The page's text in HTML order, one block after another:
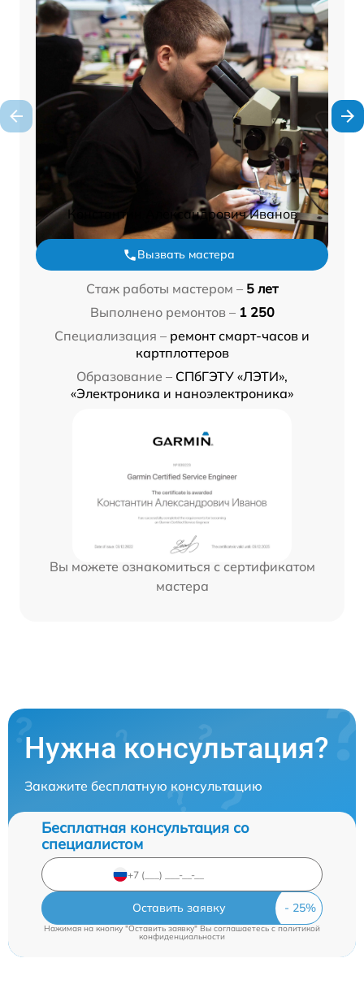
Константин Александрович Иванов
Вызвать мастера
Стаж работы мастером – 5 лет
Выполнено ремонтов – 1 250
Специализация – ремонт смарт-часов и
картплоттеров
Образование – СПбГЭТУ «ЛЭТИ»,
«Электроника и наноэлектроника»
Вы можете ознакомиться с сертификатом
мастера
Нужна консультация?
Закажите бесплатную консультацию
Бесплатная консультация со
специалистом
Оставить заявку
Нажимая на кнопку "Оставить заявку" Вы соглашаетесь cполитикой
конфиденциальности